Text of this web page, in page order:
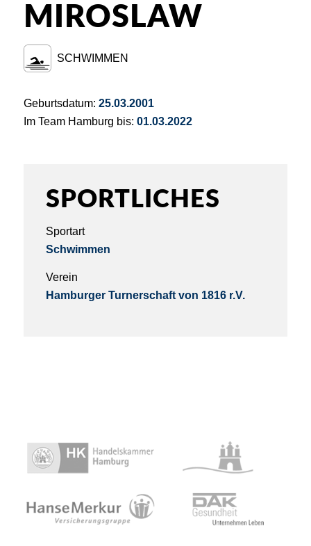
MIROSLAW
SCHWIMMEN
Geburtsdatum: 25.03.2001
Im Team Hamburg bis: 01.03.2022
SPORTLICHES
Sportart
Schwimmen
Verein
Hamburger Turnerschaft von 1816 r.V.